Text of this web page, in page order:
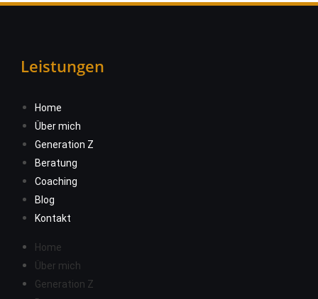
Leistungen
Home
Über mich
Generation Z
Beratung
Coaching
Blog
Kontakt
Home
Über mich
Generation Z